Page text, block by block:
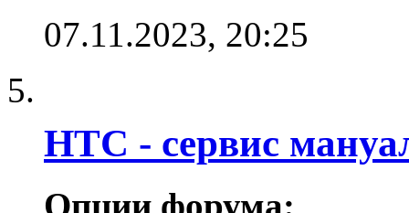
07.11.2023, 20:25
HTC - cервис